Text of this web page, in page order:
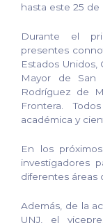
hasta este 25 de
Durante el
presentes
Estados Unidos,
Mayor de San
Rodríguez de
Frontera.
académica y
En los
investigadores
diferentes áreas
Además, de la
UNJ, el